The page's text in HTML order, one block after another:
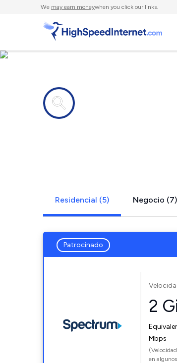
We may earn moneywhen you click our links.
Residencial (5) Negocio (7)
Patrocinado
2
Mbps
en